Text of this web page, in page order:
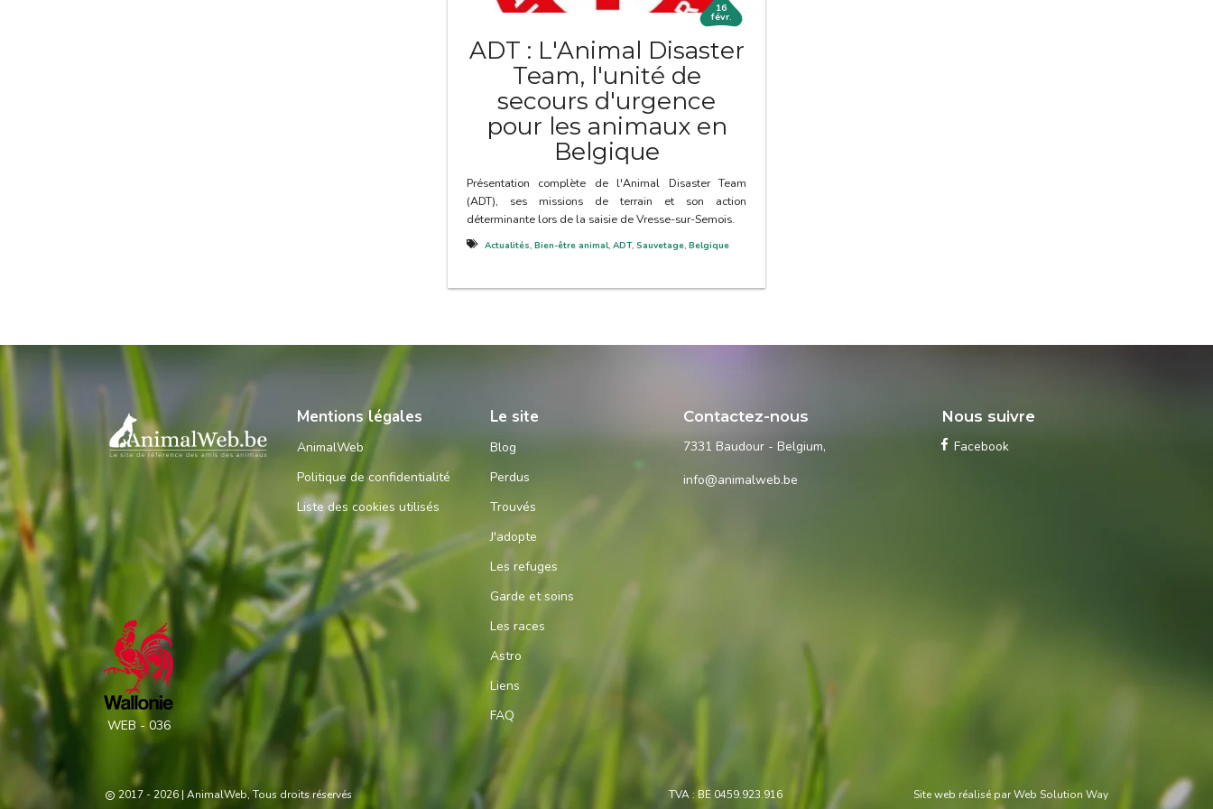
16
févr.
ADT : L'Animal Disaster
Team, l'unité de
secours d'urgence
pour les animaux en
Belgique
Présentation complète de l'Animal Disaster Team
(ADT), ses missions de terrain et son action
déterminante lors de la saisie de Vresse-sur-Semois.
Actualités, Bien-être animal, ADT, Sauvetage, Belgique
WEB - 036
Mentions légales
AnimalWeb
Politique de confidentialité
Liste des cookies utilisés
Le site
Blog
Perdus
Trouvés
J'adopte
Les refuges
Garde et soins
Les races
Astro
Liens
FAQ
Contactez-nous
7331 Baudour - Belgium,
info@animalweb.be
Nous suivre
Facebook
2017 - 2026 | AnimalWeb, Tous droits réservés TVA : BE 0459.923.916 Site web réalisé parWeb Solution Way